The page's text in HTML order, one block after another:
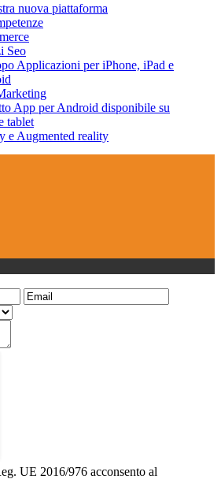
nuova piattaforma
Seo
Applicazioni per iPhone, iPad e
App per Android disponibile su
tablet
e Augmented reality
UE 2016/976 acconsento al